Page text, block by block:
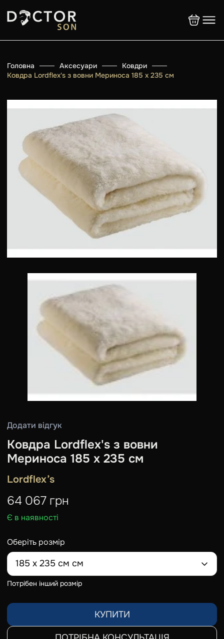
Головна Аксесуари
Ковдри
Ковдра Lordflex's з вовни Мериноса 185 х 235 см
Додати відгук
Ковдра Lordflex's з вовни
Мериноса 185 х 235 см
Lordflex’s
64 067 грн
Є в наявності
Оберіть розмір
185 х 235 см см
Потрібен інший розмір
КУПИТИ